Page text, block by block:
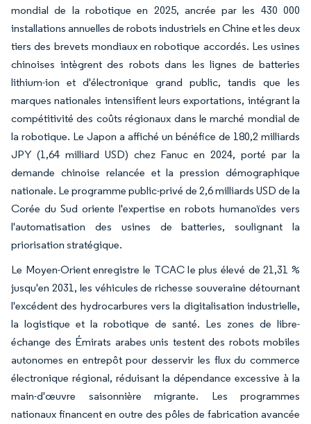
mondial de la robotique en 2025, ancrée par les 430 000
installations annuelles de robots industriels en Chine et les deux
tiers des brevets mondiaux en robotique accordés. Les usines
chinoises intègrent des robots dans les lignes de batteries
lithium-ion et d'électronique grand public, tandis que les
marques nationales intensifient leurs exportations, intégrant la
compétitivité des coûts régionaux dans le marché mondial de
la robotique. Le Japon a affiché un bénéfice de 180,2 milliards
JPY (1,64 milliard USD) chez Fanuc en 2024, porté par la
demande chinoise relancée et la pression démographique
nationale. Le programme public-privé de 2,6 milliards USD de la
Corée du Sud oriente l'expertise en robots humanoïdes vers
l'automatisation des usines de batteries, soulignant la
priorisation stratégique.
Le Moyen-Orient enregistre le TCAC le plus élevé de 21,31 %
jusqu'en 2031, les véhicules de richesse souveraine détournant
l'excédent des hydrocarbures vers la digitalisation industrielle,
la logistique et la robotique de santé. Les zones de libre-
échange des Émirats arabes unis testent des robots mobiles
autonomes en entrepôt pour desservir les flux du commerce
électronique régional, réduisant la dépendance excessive à la
main-d'œuvre saisonnière migrante. Les programmes
nationaux financent en outre des pôles de fabrication avancée